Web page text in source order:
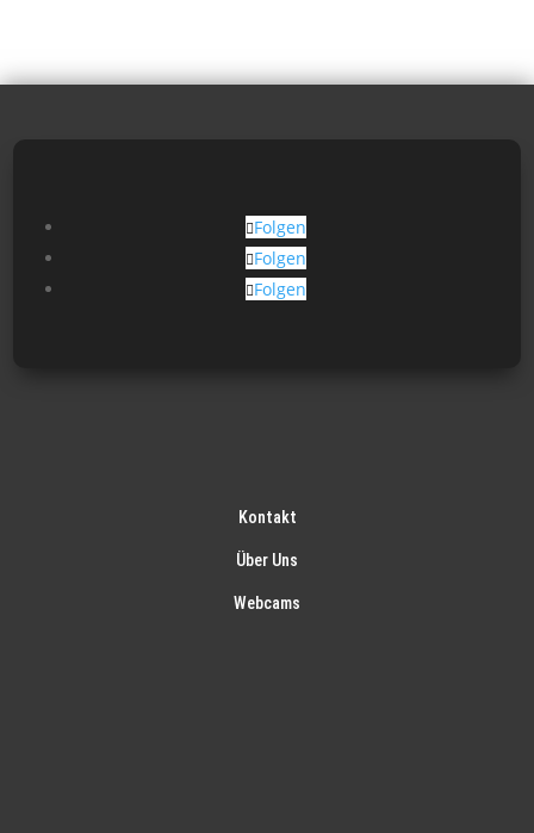
Folgen
Folgen
Folgen
Kontakt
Über Uns
Webcams